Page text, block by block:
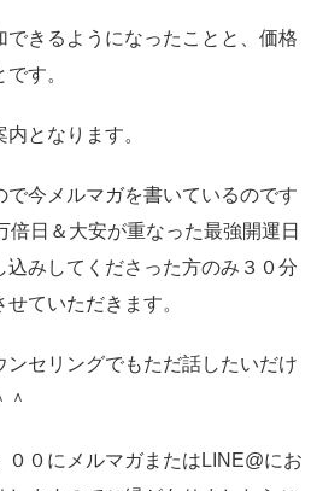
きるようになったことと、価格
す。
となります。
今メルマガを書いているのです
倍日＆大安が重なった最強開運日
みしてくださった方のみ３０分
ていただきます。
ンセリングでもただ話したいだけ
００にメルマガまたはLINE@にお